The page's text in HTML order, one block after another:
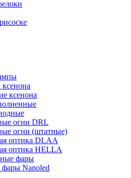
ксенона
огни DRL
огни (штатные)
оптика DLAA
оптика HELLA
фары
Nanoled